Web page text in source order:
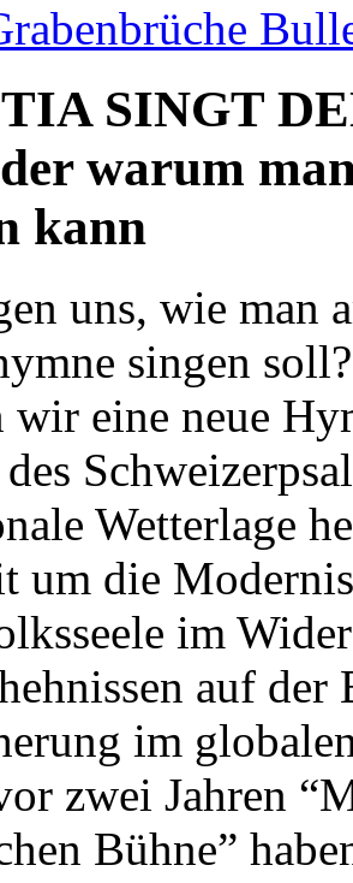
SINGT
warum
kann
uns, wie man
singen
wir eine neue
Wetterlage
um die
im
auf
im
zwei Jahren
Bühne”